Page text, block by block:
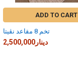
ADD TO CART
تخم 8 مقاعد نڤيتا
2,500,000دينار